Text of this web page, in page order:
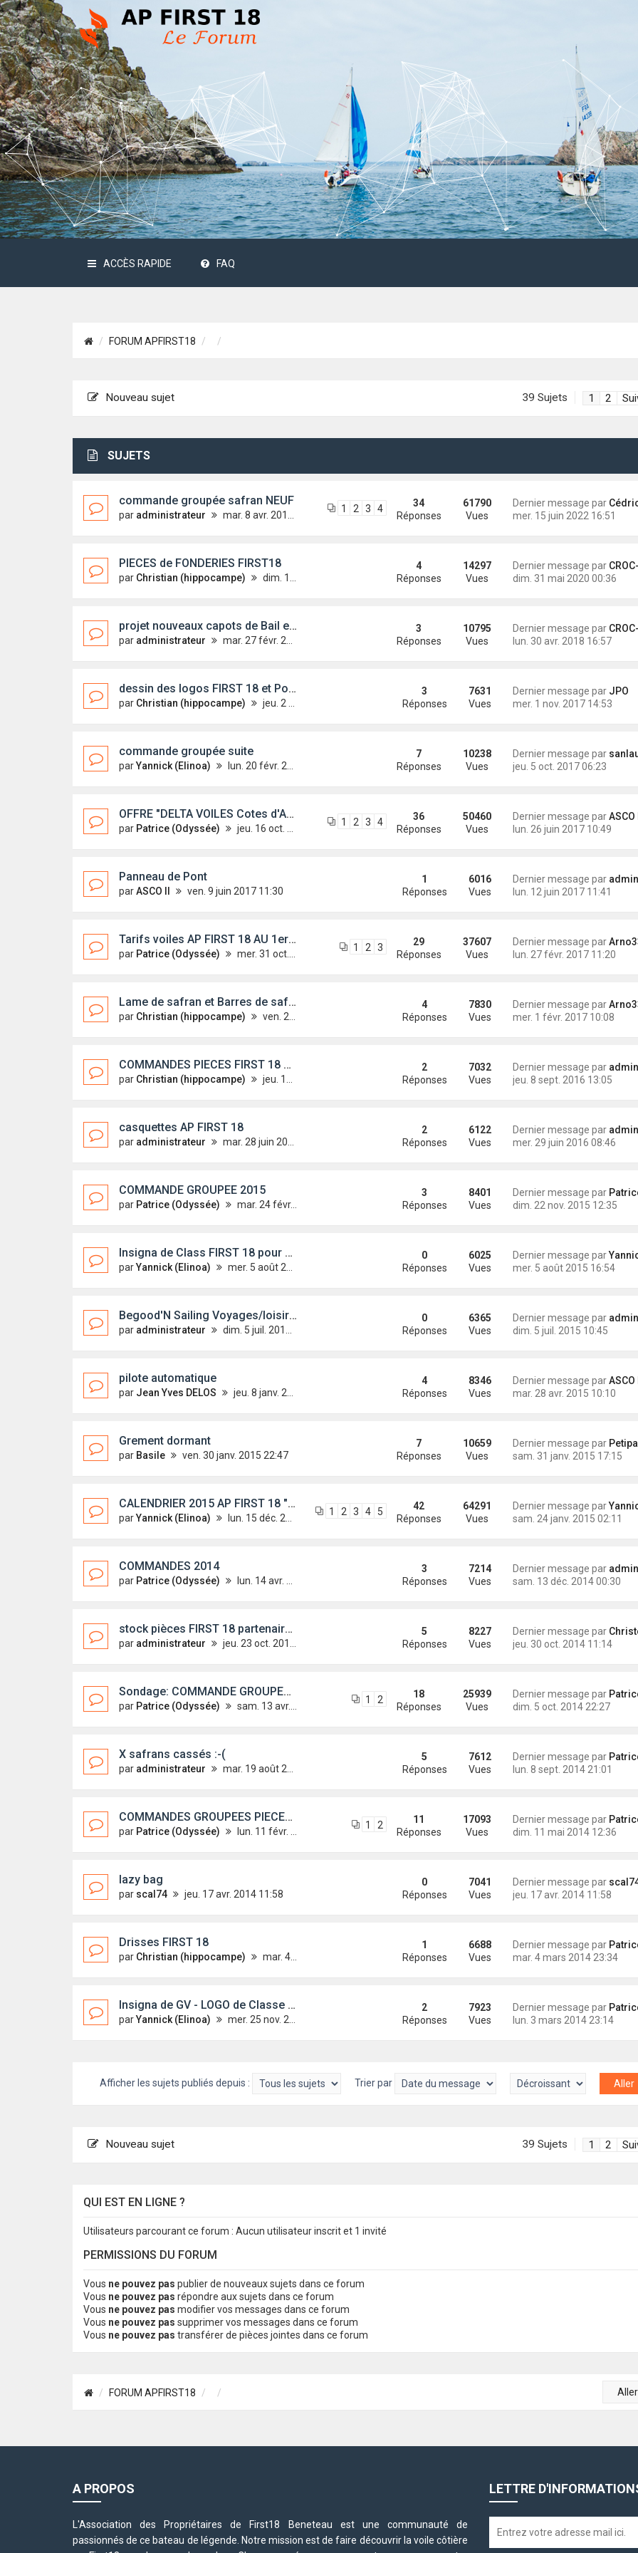
ACCÈS RAPIDE FAQ
FORUM APFIRST18
Nouveau sujet 39 Sujets 1 2
SUJETS
commande groupée safran NEUF
par administrateur mar. 8 avr. 2014 10:20
Dernier message par
mer. 15 juin 2022 16:51
34
Réponses
61790
Vues
1 2 3 4
PIECES de FONDERIES FIRST18
par Christian (hippocampe) dim. 10 mai 2020 17:34
Dernier message par CROC-
dim. 31 mai 2020 00:36
4
Réponses
14297
Vues
projet nouveaux capots de Bail et capots de coffre
par administrateur mar. 27 févr. 2018 10:18
Dernier message par CROC-
lun. 30 avr. 2018 16:57
3
Réponses
10795
Vues
dessin des logos FIRST 18 et Pont
par Christian (hippocampe) jeu. 2 mars 2017 16:03
Dernier message par JPO
mer. 1 nov. 2017 14:53
3
Réponses
7631
Vues
commande groupée suite
parYannick (Elinoa) lun. 20 févr. 2017 16:35
Dernier message par
jeu. 5 oct. 2017 06:23
7
Réponses
10238
Vues
OFFRE "DELTA VOILES Cotes d'Armor" pour membres AP FIRST 18
par Patrice (Odyssée) jeu. 16 oct. 2014 14:11
Dernier message parASCO II
lun. 26 juin 2017 10:49
36
Réponses
50460
Vues
1 2 3 4
Panneau de Pont
parASCO II ven. 9 juin 2017 11:30
Dernier message par
lun. 12 juin 2017 11:41
1
Réponses
6016
Vues
Tarifs voiles AP FIRST 18 AU 1er Novembre
par Patrice (Odyssée) mer. 31 oct. 2012 21:00
Dernier message par
lun. 27 févr. 2017 11:20
29
Réponses
37607
Vues
1 2 3
Lame de safran et Barres de safran
par Christian (hippocampe) ven. 25 nov. 2016 18:45
Dernier message par
mer. 1 févr. 2017 10:08
4
Réponses
7830
Vues
COMMANDES PIECES FIRST 18 2016
par Christian (hippocampe) jeu. 18 août 2016 08:26
Dernier message par
jeu. 8 sept. 2016 13:05
2
Réponses
7032
Vues
casquettes AP FIRST 18
par administrateur mar. 28 juin 2016 14:23
Dernier message par
mer. 29 juin 2016 08:46
2
Réponses
6122
Vues
COMMANDE GROUPEE 2015
par Patrice (Odyssée) mar. 24 févr. 2015 14:33
Dernier message par Patrice
dim. 22 nov. 2015 12:35
3
Réponses
8401
Vues
Insigna de Class FIRST 18 pour GV
parYannick (Elinoa) mer. 5 août 2015 16:54
Dernier message parYannick
mer. 5 août 2015 16:54
0
Réponses
6025
Vues
Begood'N Sailing Voyages/loisirs tarif pour les dixuisitstes
par administrateur dim. 5 juil. 2015 10:45
Dernier message par
dim. 5 juil. 2015 10:45
0
Réponses
6365
Vues
pilote automatique
par Jean Yves DELOS jeu. 8 janv. 2015 12:02
Dernier message parASCO II
mar. 28 avr. 2015 10:10
4
Réponses
8346
Vues
Grement dormant
par Basile ven. 30 janv. 2015 22:47
Dernier message par
sam. 31 janv. 2015 17:15
7
Réponses
10659
Vues
CALENDRIER 2015 AP FIRST 18 "GO pour les commandes
parYannick (Elinoa) lun. 15 déc. 2014 22:42
Dernier message parYannick
sam. 24 janv. 2015 02:11
42
Réponses
64291
Vues
1 2 3 4 5
COMMANDES 2014
par Patrice (Odyssée) lun. 14 avr. 2014 22:29
Dernier message par
sam. 13 déc. 2014 00:30
3
Réponses
7214
Vues
stock pièces FIRST 18 partenaire Microsailing
par administrateur jeu. 23 oct. 2014 17:27
Dernier message par
jeu. 30 oct. 2014 11:14
5
Réponses
8227
Vues
Sondage: COMMANDE GROUPEE BALCONS ARRIERES
par Patrice (Odyssée) sam. 13 avr. 2013 14:42
Dernier message par Patrice
dim. 5 oct. 2014 22:27
18
Réponses
25939
Vues
1 2
X safrans cassés :-(
par administrateur mar. 19 août 2014 17:05
Dernier message par Patrice
lun. 8 sept. 2014 21:01
5
Réponses
7612
Vues
COMMANDES GROUPEES PIECES 2013
par Patrice (Odyssée) lun. 11 févr. 2013 22:58
Dernier message par Patrice
dim. 11 mai 2014 12:36
11
Réponses
17093
Vues
1 2
lazy bag
par scal74 jeu. 17 avr. 2014 11:58
Dernier message par
jeu. 17 avr. 2014 11:58
0
Réponses
7041
Vues
Drisses FIRST 18
par Christian (hippocampe) mar. 4 mars 2014 17:51
Dernier message par Patrice
mar. 4 mars 2014 23:34
1
Réponses
6688
Vues
Insigna de GV - LOGO de Classe First 18
parYannick (Elinoa) mer. 25 nov. 2009 22:14
Dernier message par Patrice
lun. 3 mars 2014 23:14
2
Réponses
7923
Vues
Afficher les sujets publiés depuis : Trier par
Nouveau sujet 39 Sujets 1 2
QUI EST EN LIGNE ?
Utilisateurs parcourant ce forum : Aucun utilisateur inscrit et 1 invité
PERMISSIONS DU FORUM
Vous ne pouvez pas publier de nouveaux sujets dans ce forum
Vous ne pouvez pas répondre aux sujets dans ce forum
Vous ne pouvez pas modifier vos messages dans ce forum
Vous ne pouvez pas supprimer vos messages dans ce forum
Vous ne pouvez pas transférer de pièces jointes dans ce forum
FORUM APFIRST18 Aller
A PROPOS
L'Association des Propriétaires de First18 Beneteau est une communauté de
passionnés de ce bateau de légende. Notre mission est de faire découvrir la voile côtière
LETTRE